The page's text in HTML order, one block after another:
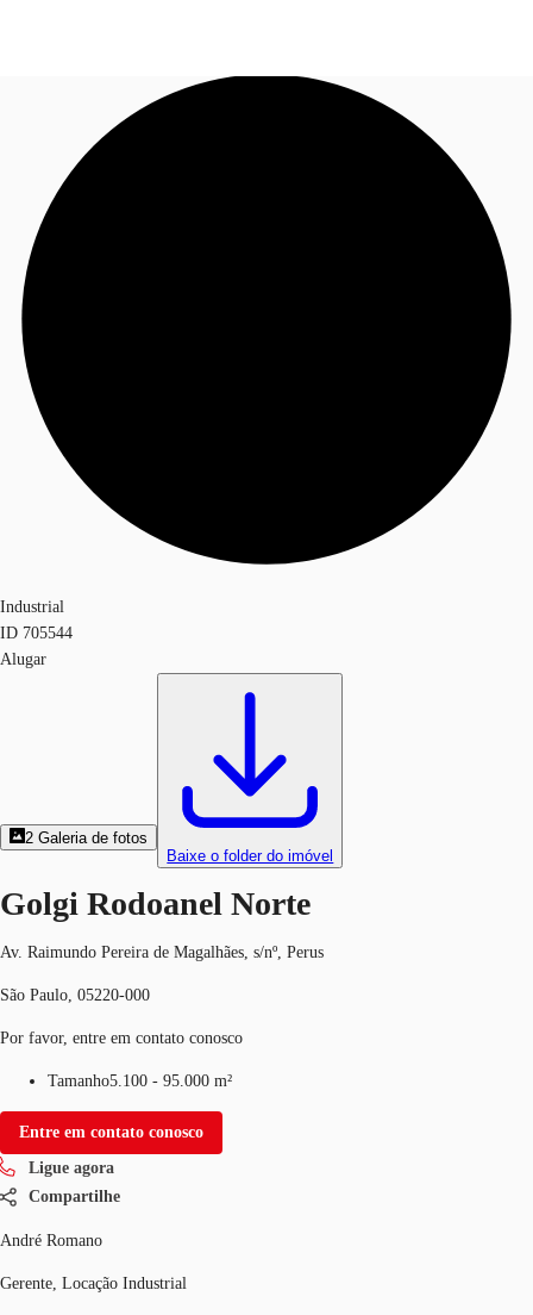
Sobre a JLL
Receba Nossa Newsletter
Ligue agora
Industrial
ID 705544
Alugar
2 Galeria de fotos
Baixe o folder do imóvel
Golgi Rodoanel Norte
Av. Raimundo Pereira de Magalhães, s/nº, Perus
São Paulo, 05220-000
Por favor, entre em contato conosco
Tamanho5.100 - 95.000 m²
Entre em contato conosco
Ligue agora
Compartilhe
André Romano
Gerente, Locação Industrial